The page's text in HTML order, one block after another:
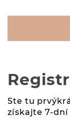
Ste tu
získajte 7-